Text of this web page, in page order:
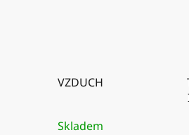
VZDUCH
Skladem